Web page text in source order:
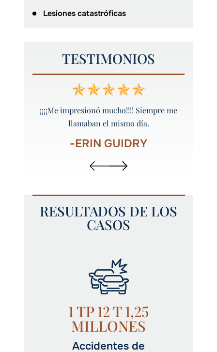
Lesiones catastróficas
TESTIMONIOS
¡¡¡¡Me impresionó mucho!!!! Siempre me
llamaban el mismo día.
-ERIN GUIDRY
RESULTADOS DE LOS
CASOS
1 TP 12 T 1,25
MILLONES
Accidentes de